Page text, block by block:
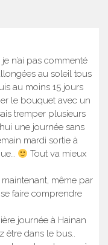
n’ai pas commenté
au soleil tous
au moins 15 jours
le bouquet avec un
tremper plusieurs
une journée sans
mardi sortie à
Tout va mieux
même par
faire comprendre
journée à Hainan
être dans le bus..